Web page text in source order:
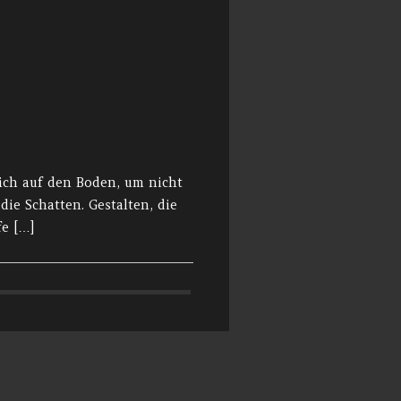
auf den Boden, um nicht
Schatten. Gestalten, die
[…]